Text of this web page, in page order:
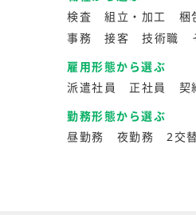
検査
組立・加工 梱
事務
接客 技術職
雇用形態から選ぶ
派遣社員
正社員 契
勤務形態から選ぶ
昼勤務
夜勤務 2交